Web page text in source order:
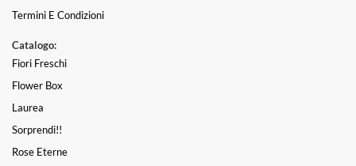
Termini E Condizioni
Catalogo:
Fiori Freschi
Flower Box
Laurea
Sorprendi!!
Rose Eterne